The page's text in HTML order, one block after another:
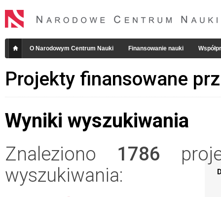
O Narodowym Centrum Nauki Finansowanie nauki
Projekty finansowane
Wyniki wyszukiwania
Znaleziono 1786
wyszukiwania: